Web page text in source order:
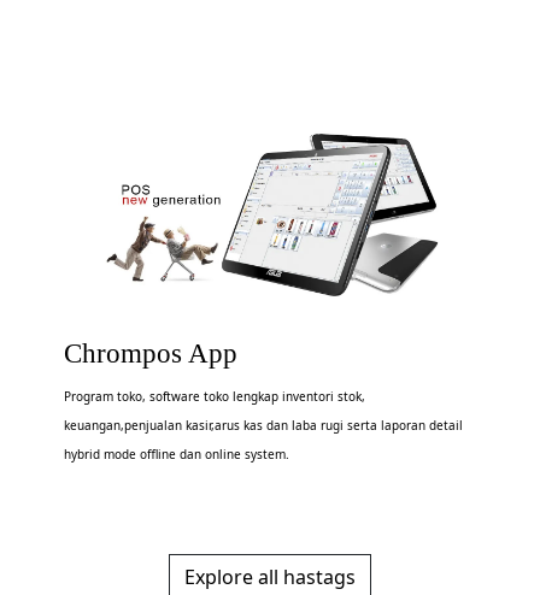
Chrompos App
Program toko, software toko lengkap inventori stok,
keuangan,penjualan kasir,arus kas dan laba rugi serta laporan detail
hybrid mode offline dan online system.
Explore all hastags